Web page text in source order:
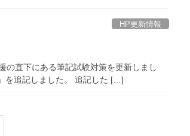
HP更新情報
の直下にある筆記試験対策を更新しまし
を追記しました。 追記した […]